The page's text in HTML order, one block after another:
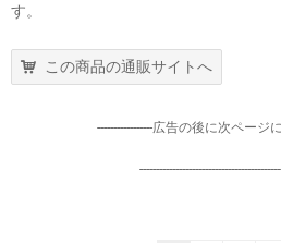
す。
この商品の通販サイトへ
-----------------広告の後に次ページ